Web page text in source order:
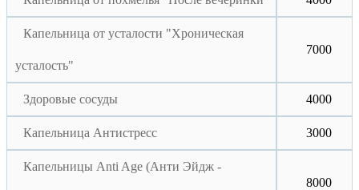
Капельница от усталости "Хроническая
усталость"
7000
Здоровые сосуды 4000
Капельница Антистресс 3000
Капельницы Anti Age (Анти Эйдж -
8000